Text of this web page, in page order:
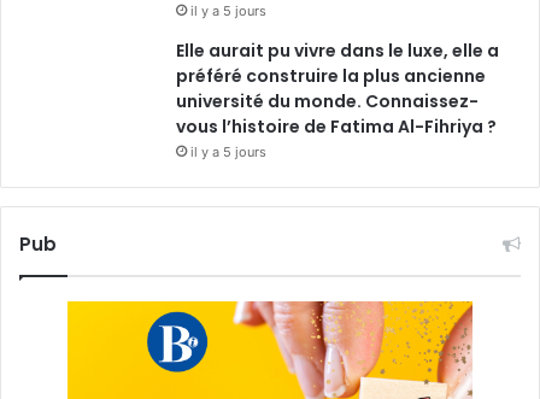
il y a 5 jours
Elle aurait pu vivre dans le luxe, elle a
préféré construire la plus ancienne
université du monde. Connaissez-
vous l’histoire de Fatima Al-Fihriya ?
il y a 5 jours
Pub